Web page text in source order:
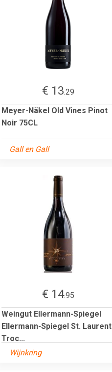
€ 13.29
Meyer-Näkel Old Vines Pinot
Noir 75CL
Gall en Gall
€ 14.95
Weingut Ellermann-Spiegel
Ellermann-Spiegel St. Laurent
Troc...
Wijnkring